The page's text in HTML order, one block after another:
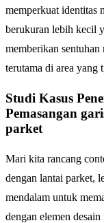
memperkuat identitas
berukuran lebih kecil
memberikan
terutama di area
Studi Kasus
Pemasangan
parket
Mari kita rancang
dengan lantai parket,
mendalam untuk
dengan elemen